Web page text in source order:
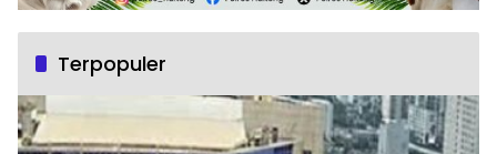
Terpopuler